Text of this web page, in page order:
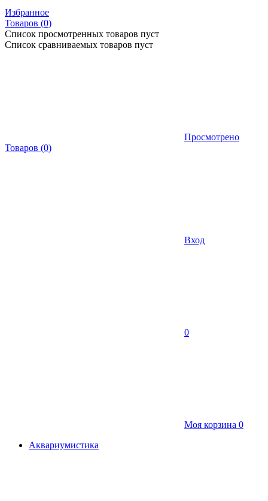
Избранное
Товаров (0)
Список просмотренных товаров пуст
Список сравниваемых товаров пуст
Просмотрено
Товаров (0)
Вход
0
Моя корзина 0
Аквариумистика